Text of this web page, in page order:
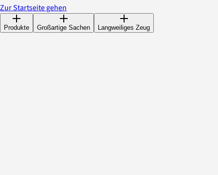
Zur Startseite gehen
Produkte Großartige Sachen Langweiliges Zeug